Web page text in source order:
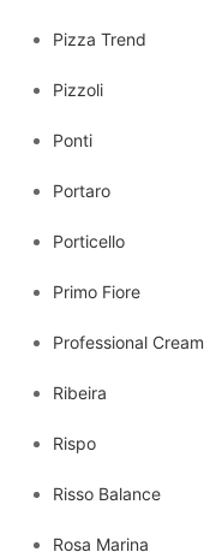
Pizza Trend
Pizzoli
Ponti
Portaro
Porticello
Primo Fiore
Professional Cream
Ribeira
Rispo
Risso Balance
Rosa Marina